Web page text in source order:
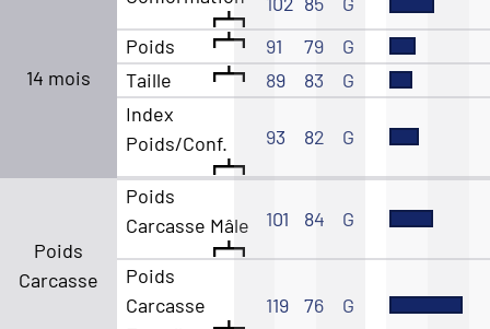
14 mois
Poids
91 79
G
Taille
89 83
G
Index
Poids/Conf.
93 82 G
Poids
Carcasse
Poids
Carcasse Mâle
101 84 G
Poids
Carcasse
119 76 G